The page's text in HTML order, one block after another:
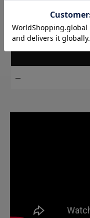
底鋲
その他
－